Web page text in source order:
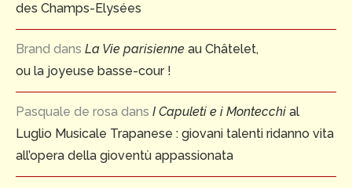
des Champs-Elysées
Brand dans La Vie parisienne au Châtelet,
ou la joyeuse basse-cour !
Pasquale de rosa dans I Capuleti e i Montecchi al
Luglio Musicale Trapanese : giovani talenti ridanno vita
all’opera della gioventù appassionata